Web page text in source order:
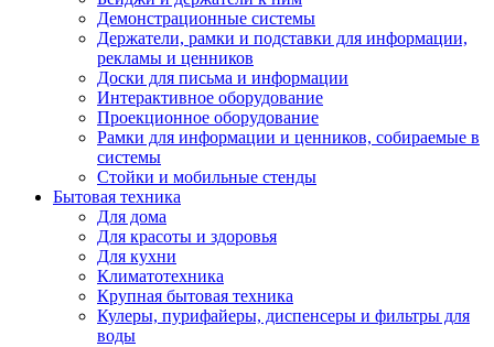
Демонстрационные системы
Держатели, рамки и подставки для информации,
рекламы и ценников
Доски для письма и информации
Интерактивное оборудование
Проекционное оборудование
Рамки для информации и ценников, собираемые в
системы
Стойки и мобильные стенды
Бытовая техника
Для дома
Для красоты и здоровья
Для кухни
Климатотехника
Крупная бытовая техника
Кулеры, пурифайеры, диспенсеры и фильтры для
воды